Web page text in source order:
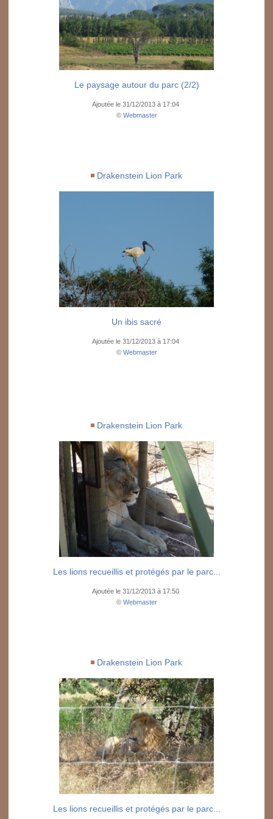
Le paysage autour du parc (2/2)
Ajoutée le 31/12/2013 à 17:04
© Webmaster
Drakenstein Lion Park
Un ibis sacré
Ajoutée le 31/12/2013 à 17:04
© Webmaster
Drakenstein Lion Park
Les lions recueillis et protégés par le parc...
Ajoutée le 31/12/2013 à 17:50
© Webmaster
Drakenstein Lion Park
Les lions recueillis et protégés par le parc...